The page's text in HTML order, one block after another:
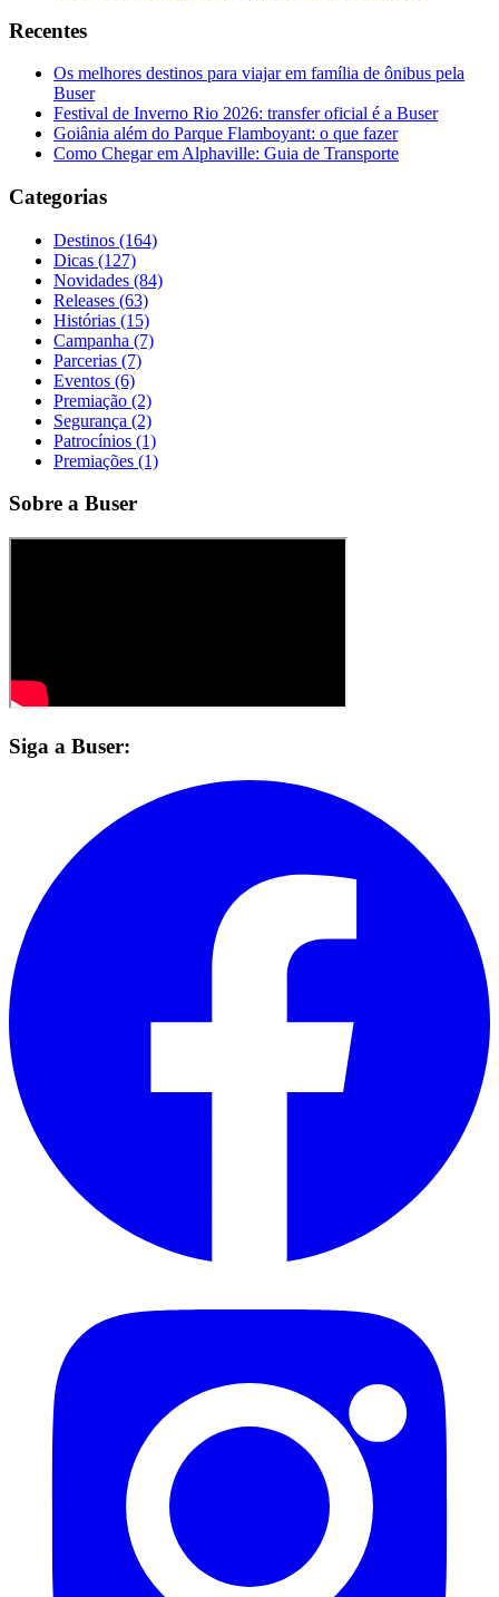
Recentes
Os melhores destinos para viajar em família de ônibus pela
Buser
Festival de Inverno Rio 2026: transfer oficial é a Buser
Goiânia além do Parque Flamboyant: o que fazer
Como Chegar em Alphaville: Guia de Transporte
Categorias
Destinos (164)
Dicas (127)
Novidades (84)
Releases (63)
Histórias (15)
Campanha (7)
Parcerias (7)
Eventos (6)
Premiação (2)
Segurança (2)
Patrocínios (1)
Premiações (1)
Sobre a Buser
Siga a Buser: